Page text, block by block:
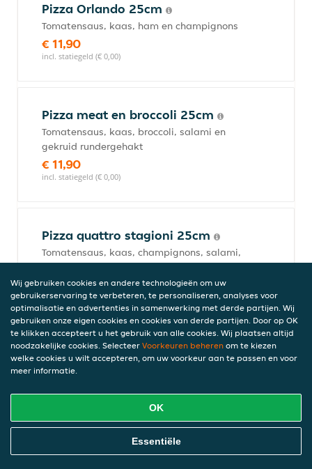
Pizza Orlando 25cm
Tomatensaus, kaas, ham en champignons
€ 11,90
incl. statiegeld (€ 0,00)
Pizza meat en broccoli 25cm
Tomatensaus, kaas, broccoli, salami en
gekruid rundergehakt
€ 11,90
incl. statiegeld (€ 0,00)
Pizza quattro stagioni 25cm
Tomatensaus, kaas, champignons, salami,
ham en paprika
€ 13,90
incl. statiegeld (€ 0,00)
Pizza spicy chicken 25cm
Tomatensaus, kaas, gekruid kipfilet, uien
Online Eten Bestellen
Wij gebruiken cookies en andere technologieën om uw
gebruikerservaring te verbeteren, te personaliseren, analyses voor
optimalisatie en advertenties in samenwerking met derde partijen. Wij
gebruiken onze eigen cookies en cookies van derde partijen. Door op OK
te klikken accepteert u het gebruik van alle cookies. Wij plaatsen altijd
noodzakelijke cookies. Selecteer Voorkeuren beheren om te kiezen
welke cookies u wilt accepteren, om uw voorkeur aan te passen en voor
meer informatie.
OK
Essentiële